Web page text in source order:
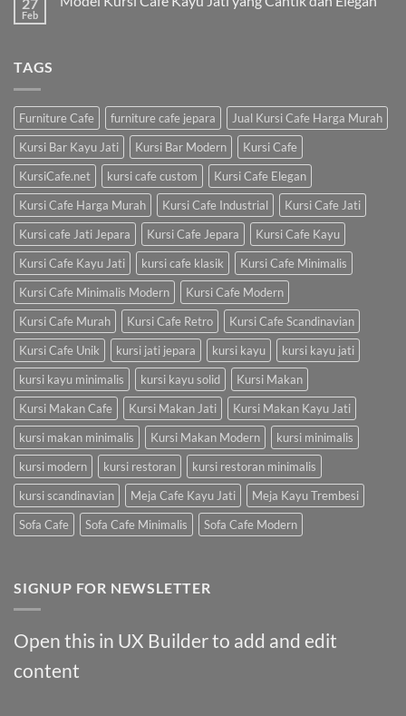
Feb
TAGS
Furniture Cafe furniture cafe jepara
Jual Kursi Cafe Harga Murah
Kursi Bar Kayu Jati
Kursi Bar Modern
Kursi Cafe
KursiCafe.net
kursi cafe custom
Kursi Cafe Elegan
Kursi Cafe Harga Murah
Kursi Cafe Industrial
Kursi Cafe Jati
Kursi cafe Jati Jepara
Kursi Cafe Jepara
Kursi Cafe Kayu
Kursi Cafe Kayu Jati
kursi cafe klasik
Kursi Cafe Minimalis
Kursi Cafe Minimalis Modern
Kursi Cafe Modern
Kursi Cafe Murah
Kursi Cafe Retro
Kursi Cafe Scandinavian
Kursi Cafe Unik
kursi jati jepara kursi kayu
kursi kayu jati
kursi kayu minimalis
kursi kayu solid
Kursi Makan
Kursi Makan Cafe
Kursi Makan Jati
Kursi Makan Kayu Jati
kursi makan minimalis
Kursi Makan Modern
kursi minimalis
kursi modern
kursi restoran
kursi restoran minimalis
kursi scandinavian
Meja Cafe Kayu Jati
Meja Kayu Trembesi
Sofa Cafe
Sofa Cafe Minimalis Sofa Cafe Modern
SIGNUP FOR NEWSLETTER
Open this in UX Builder to add and edit
content